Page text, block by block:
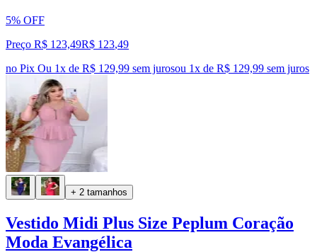
5% OFF
Preço R$ 123,49R$ 123,49
no Pix Ou 1x de R$ 129,99 sem jurosou 1x de R$ 129,99 sem juros
+ 2 tamanhos
Vestido Midi Plus Size Peplum Coração
Moda Evangélica